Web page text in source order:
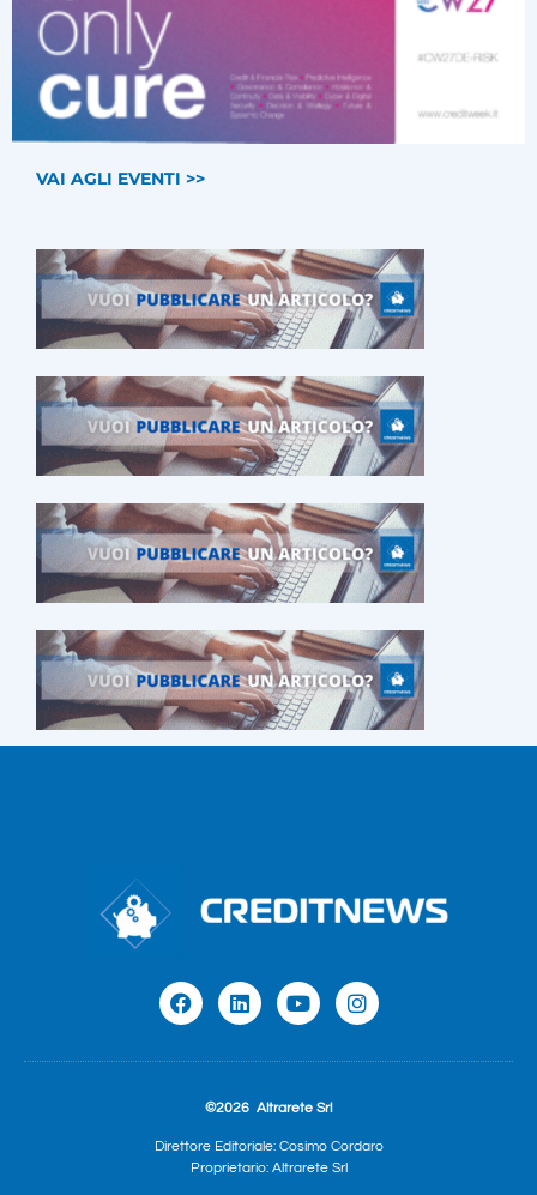
VAI AGLI EVENTI >>
©2026 Altrarete Srl
Direttore Editoriale: Cosimo Cordaro
Proprietario: Altrarete Srl